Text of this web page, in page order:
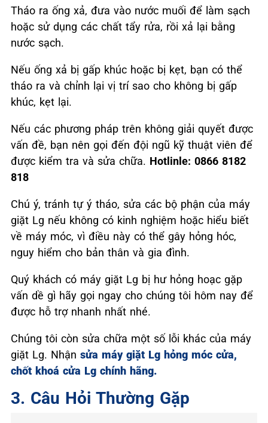
Tháo ra ống xả, đưa vào nước muối để làm sạch
hoặc sử dụng các chất tẩy rửa, rồi xả lại bằng
nước sạch.
Nếu ống xả bị gấp khúc hoặc bị kẹt, bạn có thể
tháo ra và chỉnh lại vị trí sao cho không bị gấp
khúc, kẹt lại.
Nếu các phương pháp trên không giải quyết được
vấn đề, bạn nên gọi đến đội ngũ kỹ thuật viên để
được kiểm tra và sửa chữa. Hotlinle: 0866 8182
818
Chú ý, tránh tự ý tháo, sửa các bộ phận của máy
giặt Lg nếu không có kinh nghiệm hoặc hiểu biết
về máy móc, vì điều này có thể gây hỏng hóc,
nguy hiểm cho bản thân và gia đình.
Quý khách có máy giặt Lg bị hư hỏng hoạc gặp
vấn dề gì hãy gọi ngay cho chúng tôi hôm nay để
được hỗ trợ nhanh nhất nhé.
Chúng tôi còn sửa chữa một số lỗi khác của máy
giặt Lg. Nhận sửa máy giặt Lg hỏng móc cửa,
chốt khoá cửa Lg chính hãng.
3. Câu Hỏi Thường Gặp